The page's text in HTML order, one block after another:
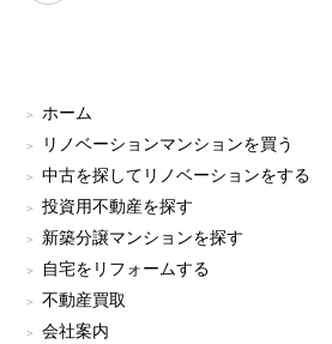
ホーム
リノベーションマンションを買う
中古を探してリノベーションをする
投資用不動産を探す
新築分譲マンションを探す
自宅をリフォームする
不動産買取
会社案内